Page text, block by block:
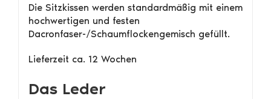
Die Sitzkissen werden standardmäßig mit einem
hochwertigen und festen
Dacronfaser-/Schaumflockengemisch gefüllt.
Lieferzeit ca. 12 Wochen
Das Leder